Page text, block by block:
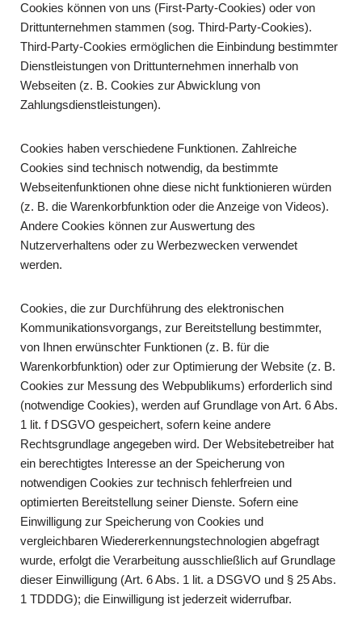
Cookies können von uns (First-Party-Cookies) oder von
Drittunternehmen stammen (sog. Third-Party-Cookies).
Third-Party-Cookies ermöglichen die Einbindung bestimmter
Dienstleistungen von Drittunternehmen innerhalb von
Webseiten (z. B. Cookies zur Abwicklung von
Zahlungsdienstleistungen).
Cookies haben verschiedene Funktionen. Zahlreiche
Cookies sind technisch notwendig, da bestimmte
Webseitenfunktionen ohne diese nicht funktionieren würden
(z. B. die Warenkorbfunktion oder die Anzeige von Videos).
Andere Cookies können zur Auswertung des
Nutzerverhaltens oder zu Werbezwecken verwendet
werden.
Cookies, die zur Durchführung des elektronischen
Kommunikationsvorgangs, zur Bereitstellung bestimmter,
von Ihnen erwünschter Funktionen (z. B. für die
Warenkorbfunktion) oder zur Optimierung der Website (z. B.
Cookies zur Messung des Webpublikums) erforderlich sind
(notwendige Cookies), werden auf Grundlage von Art. 6 Abs.
1 lit. f DSGVO gespeichert, sofern keine andere
Rechtsgrundlage angegeben wird. Der Websitebetreiber hat
ein berechtigtes Interesse an der Speicherung von
notwendigen Cookies zur technisch fehlerfreien und
optimierten Bereitstellung seiner Dienste. Sofern eine
Einwilligung zur Speicherung von Cookies und
vergleichbaren Wiedererkennungstechnologien abgefragt
wurde, erfolgt die Verarbeitung ausschließlich auf Grundlage
dieser Einwilligung (Art. 6 Abs. 1 lit. a DSGVO und § 25 Abs.
1 TDDDG); die Einwilligung ist jederzeit widerrufbar.